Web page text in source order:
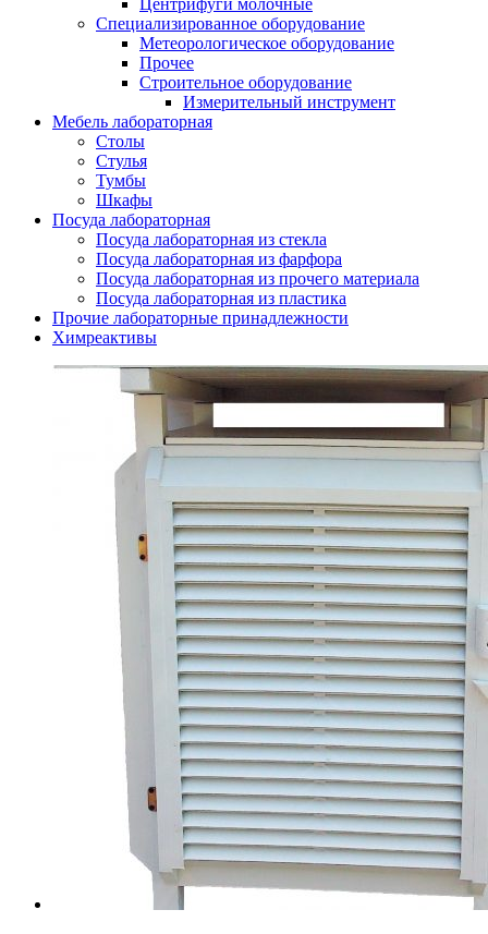
Специализированное оборудование
Метеорологическое оборудование
Прочее
Строительное оборудование
Измерительный инструмент
Мебель лабораторная
Столы
Стулья
Тумбы
Шкафы
Посуда лабораторная
Посуда лабораторная из стекла
Посуда лабораторная из фарфора
Посуда лабораторная из прочего материала
Посуда лабораторная из пластика
Прочие лабораторные принадлежности
Химреактивы